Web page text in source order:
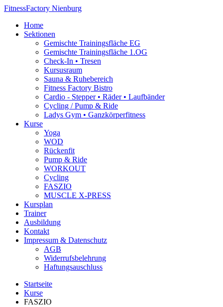
FitnessFactory Nienburg
Home
Sektionen
Gemischte Trainingsfläche EG
Gemischte Trainingsfläche 1.OG
Check-In • Tresen
Kursusraum
Sauna & Ruhebereich
Fitness Factory Bistro
Cardio - Stepper • Räder • Laufbänder
Cycling / Pump & Ride
Ladys Gym • Ganzkörperfitness
Kurse
Yoga
WOD
Rückenfit
Pump & Ride
WORKOUT
Cycling
FASZIO
MUSCLE X-PRESS
Kursplan
Trainer
Ausbildung
Kontakt
Impressum & Datenschutz
AGB
Widerrufsbelehrung
Haftungsauschluss
Startseite
Kurse
FASZIO